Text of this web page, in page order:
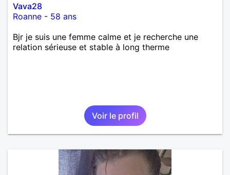
Vava28
Roanne - 58 ans
Bjr je suis une femme calme et je recherche une
relation sérieuse et stable à long therme
Voir le profil